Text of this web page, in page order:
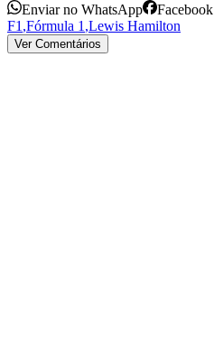
Enviar no WhatsApp Facebook
F1 ,Fórmula 1 ,Lewis Hamilton
Ver Comentários